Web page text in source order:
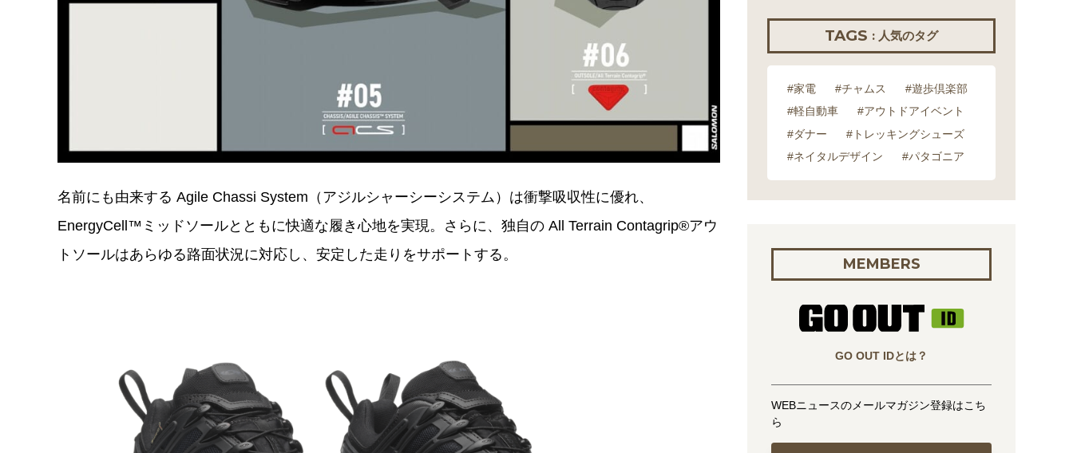
名前にも由来する Agile Chassi System（アジルシャーシーシステム）は衝撃吸収性に優れ、
EnergyCell™ミッドソールとともに快適な履き心地を実現。さらに、独自の All Terrain Contagrip®アウ
トソールはあらゆる路面状況に対応し、安定した走りをサポートする。
TAGS : 人気のタグ
#家電 #チャムス
#遊歩倶楽部
#軽自動車
#アウトドアイベント
#ダナー
#トレッキングシューズ
#ネイタルデザイン
#パタゴニア
MEMBERS
GO OUT IDとは？
WEBニュースのメールマガジン登録はこち
ら